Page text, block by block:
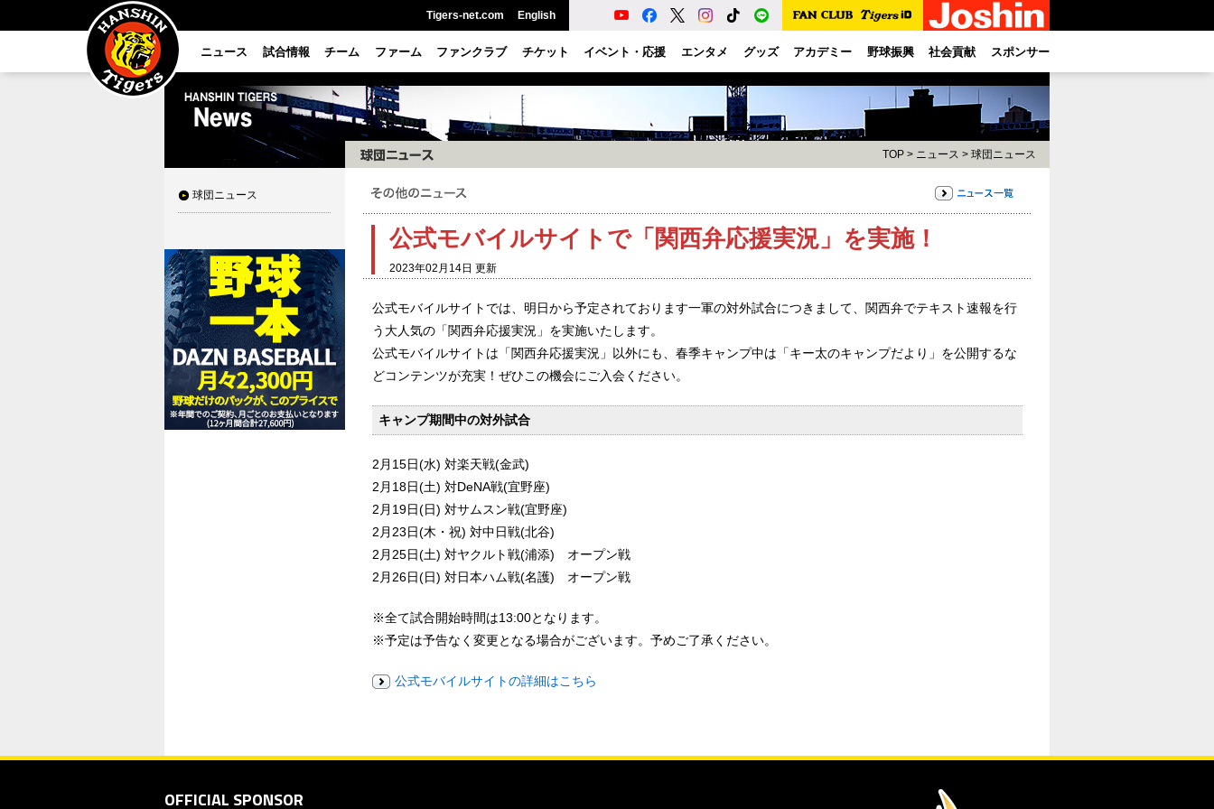
Tigers-net.com English
ニュース 試合情報 チーム ファーム ファンクラブ チケット イベント・応援 エンタメ グッズ アカデミー 野球振興 社会貢献 スポンサー
球団ニュース
TOP > ニュース > 球団ニュース
公式モバイルサイトで「関西弁応援実況」を実施！
2023年02月14日 更新
公式モバイルサイトでは、明日から予定されております一軍の対外試合につきまして、関西弁でテキスト速報を行
う大人気の「関西弁応援実況」を実施いたします。
公式モバイルサイトは「関西弁応援実況」以外にも、春季キャンプ中は「キー太のキャンプだより」を公開するな
どコンテンツが充実！ぜひこの機会にご入会ください。
キャンプ期間中の対外試合
2月15日(水) 対楽天戦(金武)
2月18日(土) 対DeNA戦(宜野座)
2月19日(日) 対サムスン戦(宜野座)
2月23日(木・祝) 対中日戦(北谷)
2月25日(土) 対ヤクルト戦(浦添) オープン戦
2月26日(日) 対日本ハム戦(名護) オープン戦
※全て試合開始時間は13:00となります。
※予定は予告なく変更となる場合がございます。予めご了承ください。
公式モバイルサイトの詳細はこちら
OFFICIAL SPONSOR